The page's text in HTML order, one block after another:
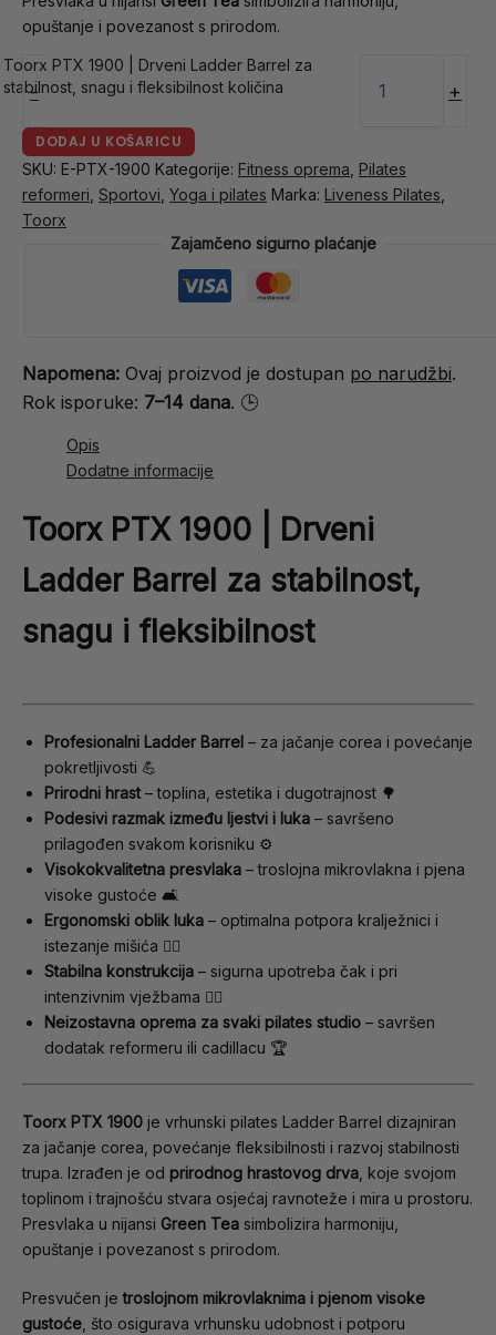
opuštanje i povezanost s prirodom.
-
Toorx PTX 1900 | Drveni Ladder Barrel za
stabilnost, snagu i fleksibilnost količina
+
DODAJ U KOŠARICU
SKU: E-PTX-1900 Kategorije: Fitness oprema, Pilates
reformeri, Sportovi, Yoga i pilates Marka: Liveness Pilates,
Toorx
Zajamčeno sigurno plaćanje
Napomena: Ovaj proizvod je dostupan po narudžbi.
Rok isporuke: 7–14 dana. 🕒
Opis
Dodatne informacije
Toorx PTX 1900 | Drveni
Ladder Barrel za stabilnost,
snagu i fleksibilnost
Profesionalni Ladder Barrel – za jačanje corea i povećanje
pokretljivosti 💪
Prirodni hrast – toplina, estetika i dugotrajnost 🌳
Podesivi razmak između ljestvi i luka – savršeno
prilagođen svakom korisniku ⚙️
Visokokvalitetna presvlaka – troslojna mikrovlakna i pjena
visoke gustoće 🛋️
Ergonomski oblik luka – optimalna potpora kralježnici i
istezanje mišića 🧘‍♀️
Stabilna konstrukcija – sigurna upotreba čak i pri
intenzivnim vježbama 🏋️‍♀️
Neizostavna oprema za svaki pilates studio – savršen
dodatak reformeru ili cadillacu 🏆
Toorx PTX 1900 je vrhunski pilates Ladder Barrel dizajniran
za jačanje corea, povećanje fleksibilnosti i razvoj stabilnosti
trupa. Izrađen je od prirodnog hrastovog drva , koje svojom
toplinom i trajnošću stvara osjećaj ravnoteže i mira u prostoru.
Presvlaka u nijansi Green Tea simbolizira harmoniju,
opuštanje i povezanost s prirodom.
Presvučen jetroslojnom mikrovlaknima i pjenom visoke
gustoće , što osigurava vrhunsku udobnost i potporu